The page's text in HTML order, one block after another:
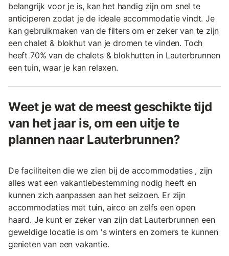
belangrijk voor je is, kan het handig zijn om snel te
anticiperen zodat je de ideale accommodatie vindt. Je
kan gebruikmaken van de filters om er zeker van te zijn
een chalet & blokhut van je dromen te vinden. Toch
heeft 70% van de chalets & blokhutten in Lauterbrunnen
een tuin, waar je kan relaxen.
Weet je wat de meest geschikte tijd
van het jaar is, om een uitje te
plannen naar Lauterbrunnen?
De faciliteiten die we zien bij de accommodaties , zijn
alles wat een vakantiebestemming nodig heeft en
kunnen zich aanpassen aan het seizoen. Er zijn
accommodaties met tuin, airco en zelfs een open
haard. Je kunt er zeker van zijn dat Lauterbrunnen een
geweldige locatie is om 's winters en zomers te kunnen
genieten van een vakantie.